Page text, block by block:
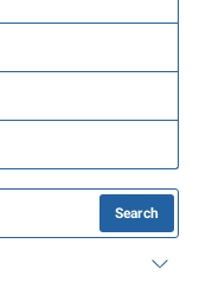
Search